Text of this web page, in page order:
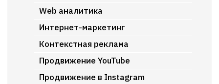
Web аналитика
Интернет-маркетинг
Контекстная реклама
Продвижение YouTube
Продвижение в Instagram